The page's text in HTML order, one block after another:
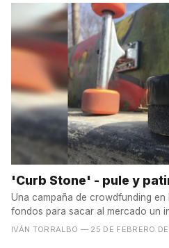
'Curb Stone' - pule y
Una campaña de crowdfunding
fondos para sacar al mercado un
IVÁN TORRALBO — 25 DE FEBRERO